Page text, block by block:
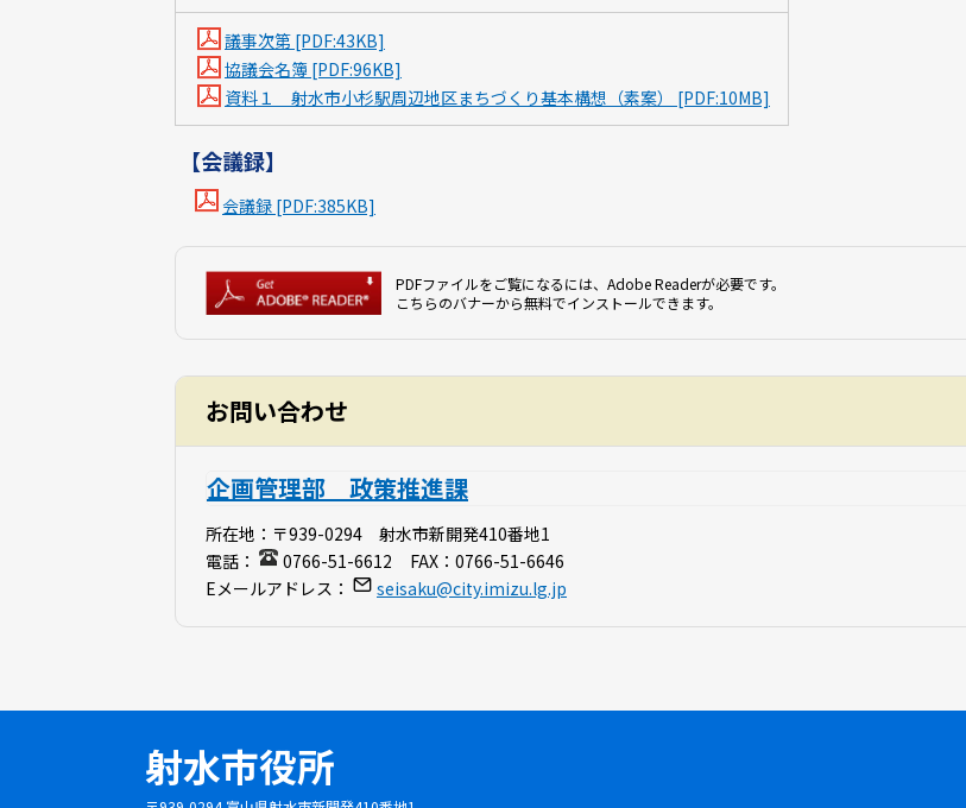
議事次第 [PDF:43KB]
協議会名簿 [PDF:96KB]
資料１ 射水市小杉駅周辺地区まちづくり基本構想（素案） [PDF:10MB]
【会議録】
会議録 [PDF:385KB]
PDFファイルをご覧になるには、Adobe Readerが必要です。
こちらのバナーから無料でインストールできます。
お問い合わせ
企画管理部 政策推進課
所在地： 〒939-0294 射水市新開発410番地1
電話：
0766-51-6612 FAX： 0766-51-6646
Eメールアドレス：
seisaku@city.imizu.lg.jp
射水市役所